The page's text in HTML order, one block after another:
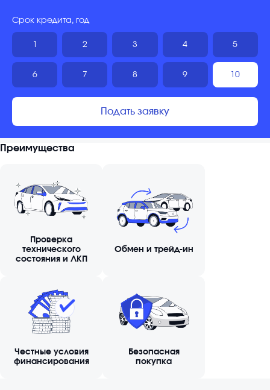
Срок кредита, год
2 3 4 5
6 7 8 9 10
Подать заявку
Преимущества
Проверка
технического
состояния и ЛКП
Обмен и трейд-ин
Честные условия
финансирования
Безопасная
покупка